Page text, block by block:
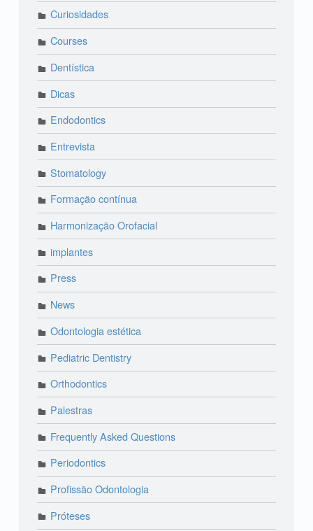
Curiosidades
Courses
Dentística
Dicas
Endodontics
Entrevista
Stomatology
Formação contínua
Harmonização Orofacial
implantes
Press
News
Odontologia estética
Pediatric Dentistry
Orthodontics
Palestras
Frequently Asked Questions
Periodontics
Profissão Odontologia
Próteses